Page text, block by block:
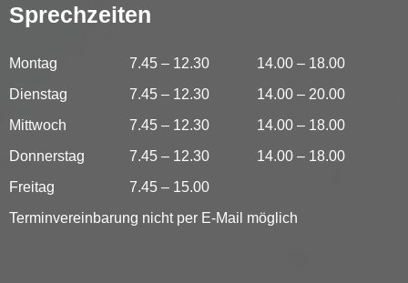
Sprechzeiten
Montag 7.45 – 12.30
14.00 – 18.00
Dienstag
7.45 – 12.30
14.00 – 20.00
Mittwoch
7.45 – 12.30
14.00 – 18.00
Donnerstag
7.45 – 12.30
14.00 – 18.00
Freitag
7.45 – 15.00
Terminvereinbarung nicht per E-Mail möglich